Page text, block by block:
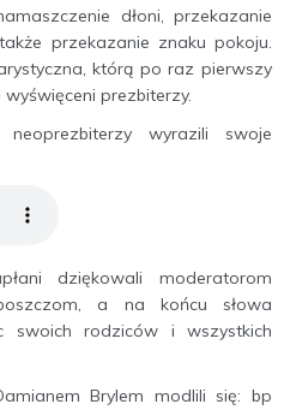
dłoni, przekazanie
przekazanie znaku pokoju.
którą po raz pierwszy
prezbiterzy.
wyrazili swoje
dziękowali moderatorom
a na końcu słowa
swoich rodziców i wszystkich
Brylem modlili się: bp